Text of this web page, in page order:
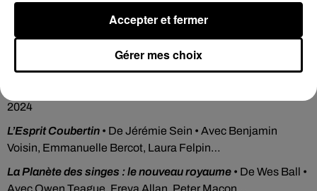
Afficher l'élément
Blue & Compagnie• De John Krasinski • Avec Ryan
2024
L’Esprit Coubertin • De Jérémie Sein • Avec Benjamin
Voisin, Emmanuelle Bercot, Laura Felpin…
La Planète des singes : le nouveau royaume • De Wes Ball •
Avec Owen Teague, Freya Allan, Peter Macon…
Gérer mes choix
Accepter et fermer